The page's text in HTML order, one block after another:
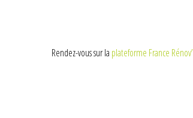
Rendez-vous sur la plateforme France Rénov’